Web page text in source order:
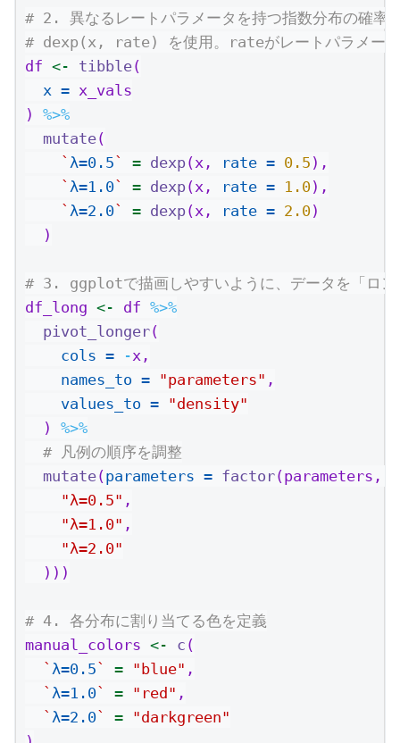
# 2. 異なるレートパラメータを持つ指数分布の確率
# dexp(x, rate) を使用。rateがレートパラメー
df <- tibble(
x = x_vals
) %>%
mutate(
` λ=0.5` = dexp(x, rate = 0.5 ),
` λ=1.0` = dexp(x, rate = 1.0),
` λ=2.0` = dexp(x, rate = 2.0)
  )
# 3. ggplotで描画しやすいように、データを「ロン
df_long <- df %>%
pivot_longer(
cols =
-x,
names_to = "parameters" ,
values_to = "density"
  )
%>%
# 凡例の順序を調整
mutate(parameters = factor(parameters,
"λ=0.5" ,
"λ=1.0" ,
"λ=2.0"
  )))
# 4. 各分布に割り当てる色を定義
manual_colors <- c (
` λ=0.5` = "blue" ,
` λ=1.0` = "red" ,
` λ=2.0` = "darkgreen"